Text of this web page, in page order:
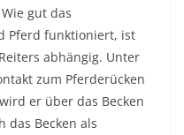
gut das
Pferd funktioniert, ist
abhängig. Unter
zum Pferderücken
er über das Becken
das Becken als